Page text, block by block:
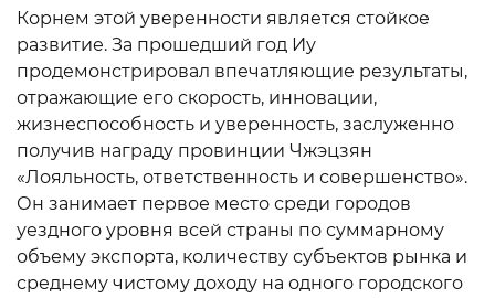
Корнем этой уверенности является стойкое
развитие. За прошедший год Иу
продемонстрировал впечатляющие результаты,
отражающие его скорость, инновации,
жизнеспособность и уверенность, заслуженно
получив награду провинции Чжэцзян
«Лояльность, ответственность и совершенство».
Он занимает первое место среди городов
уездного уровня всей страны по суммарному
объему экспорта, количеству субъектов рынка и
среднему чистому доходу на одного городского